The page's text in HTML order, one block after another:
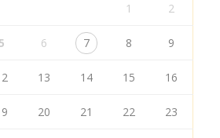
1 2
6 7 8 9
13 14 15 16
20 21 22 23